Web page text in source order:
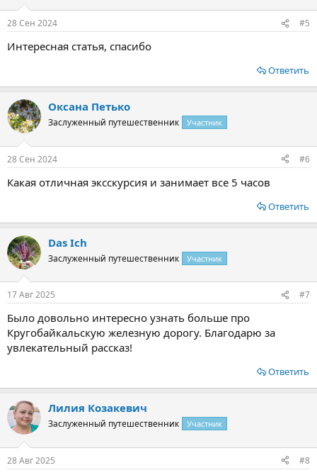
28 Сен 2024 #5
Интересная статья, спасибо
Ответить
Оксана Петько
Заслуженный путешественник Участник
28 Сен 2024 #6
Какая отличная эксскурсия и занимает все 5 часов
Ответить
Das Ich
Заслуженный путешественник Участник
17 Авг 2025 #7
Было довольно интересно узнать больше про
Кругобайкальскую железную дорогу. Благодарю за
увлекательный рассказ!
Ответить
Лилия Козакевич
Заслуженный путешественник Участник
28 Авг 2025 #8